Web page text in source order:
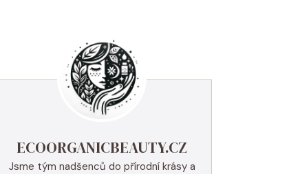
ECOORGANICBEAUTY.CZ
Jsme tým nadšenců do přírodní krásy a